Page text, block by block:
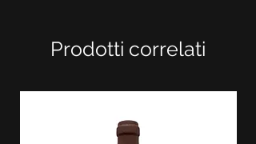
Prodotti correlati